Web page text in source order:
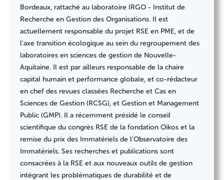
Bordeaux, rattaché au laboratoire IRGO - Institut de
Recherche en Gestion des Organisations. Il est
actuellement responsable du projet RSE en PME, et de
l'axe transition écologique au sein du regroupement des
laboratoires en sciences de gestion de Nouvelle-
Aquitaine. Il est par ailleurs responsable de la chaire
capital humain et performance globale, et co-rédacteur
en chef des revues classées Recherche et Cas en
Sciences de Gestion (RCSG), et Gestion et Management
Public (GMP). Il a récemment présidé le conseil
scientifique du congrès RSE de la fondation Oïkos et la
remise du prix des Immatériels de l'Observatoire des
Immatériels. Ses recherches et publications sont
consacrées à la RSE et aux nouveaux outils de gestion
intégrant les problématiques de durabilité et de